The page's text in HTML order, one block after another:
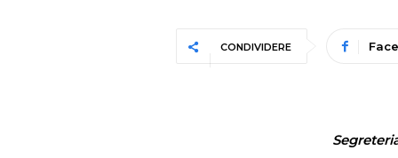
CONDIVIDERE